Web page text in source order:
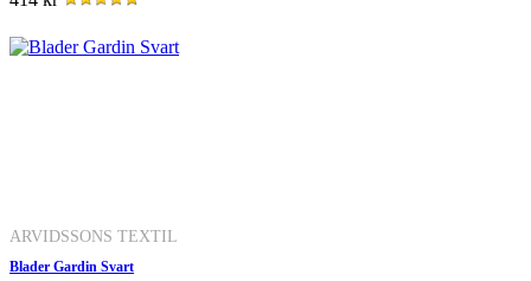
ARVIDSSONS TEXTIL
Blader Gardin Svart